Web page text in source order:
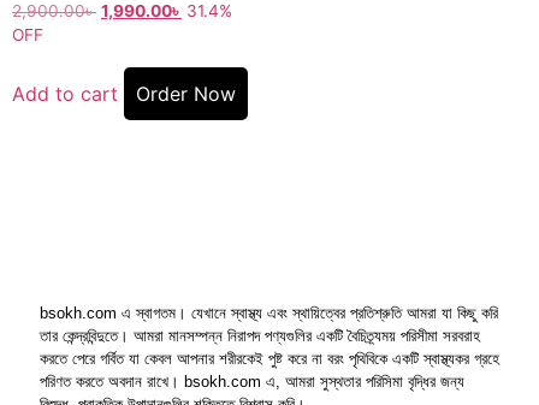
2,900.00৳ 1,990.00৳ 31.4%
OFF
Add to cart Order Now
bsokh.com এ স্বাগতম। যেখানে স্বাস্থ্য এবং স্থায়িত্বের প্রতিশ্রুতি আমরা যা কিছু করি
তার কেন্দ্রবিন্দুতে। আমরা মানসম্পন্ন নিরাপদ পণ্যগুলির একটি বৈচিত্র্যময় পরিসীমা সরবরাহ
করতে পেরে গর্বিত যা কেবল আপনার শরীরকেই পুষ্ট করে না বরং পৃথিবিকে একটি স্বাস্থ্যকর গ্রহে
পরিণত করতে অবদান রাখে। bsokh.com এ, আমরা সুস্থতার পরিসিমা বৃদ্ধির জন্য